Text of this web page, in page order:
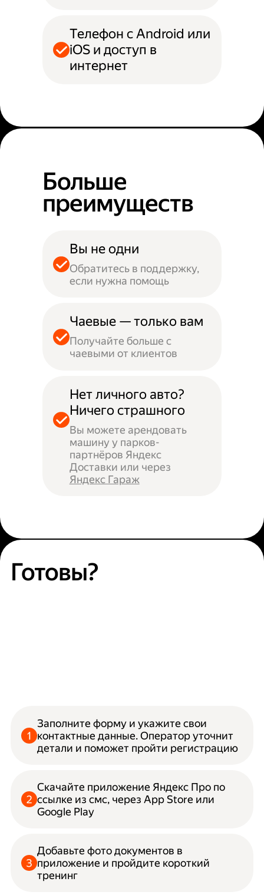
Телефон с Android или
iOS и доступ в
интернет
Больше
преимуществ
Вы не одни
Обратитесь в поддержку,
если нужна помощь
Чаевые — только вам
Получайте больше с
чаевыми от клиентов
Нет личного авто?
Ничего страшного
Вы можете арендовать
машину у парков-
партнёров Яндекс
Доставки или через
Яндекс Гараж
Готовы?
Заполните форму и укажите свои
контактные данные. Оператор уточнит
детали и поможет пройти регистрацию
Скачайте приложение Яндекс Про по
ссылке из смс, через App Store или
Google Play
Добавьте фото документов в
приложение и пройдите короткий
тренинг